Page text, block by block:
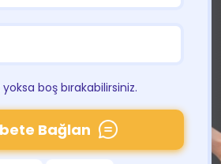
boş bırakabilirsiniz.
Bağlan